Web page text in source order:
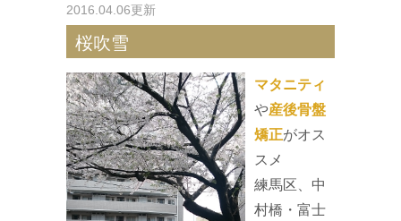
2016.04.06更新
桜吹雪
マタニティ
や産後骨盤
矯正がオス
スメ
練馬区、中
村橋・富士